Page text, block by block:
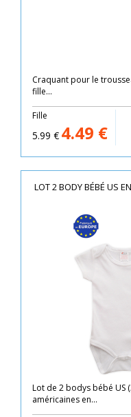
Craquant pour le
fille...
Fille
5.99 € 4.49 €
LOT 2 BODY BÉBÉ US
Lot de 2 bodys bébé US
américaines en...